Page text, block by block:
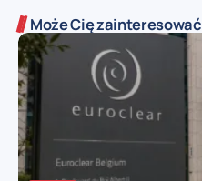
Może Cię zainteresować